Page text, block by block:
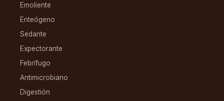
Emoliente
Enteógeno
Sedante
Expectorante
Febrífugo
Antimicrobiano
Digestión